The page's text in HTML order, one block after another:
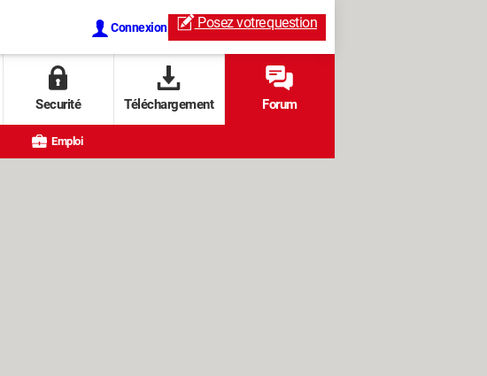
Connexion Posez votrequestion
Securité Téléchargement Forum
Emploi